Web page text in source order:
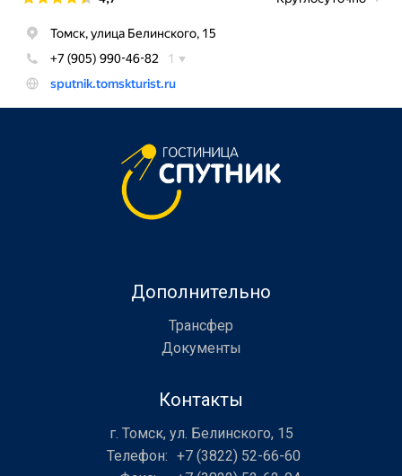
Дополнительно
Трансфер
Документы
Контакты
г. Томск, ул. Белинского, 15
Телефон
+7 (3822) 52-66-60